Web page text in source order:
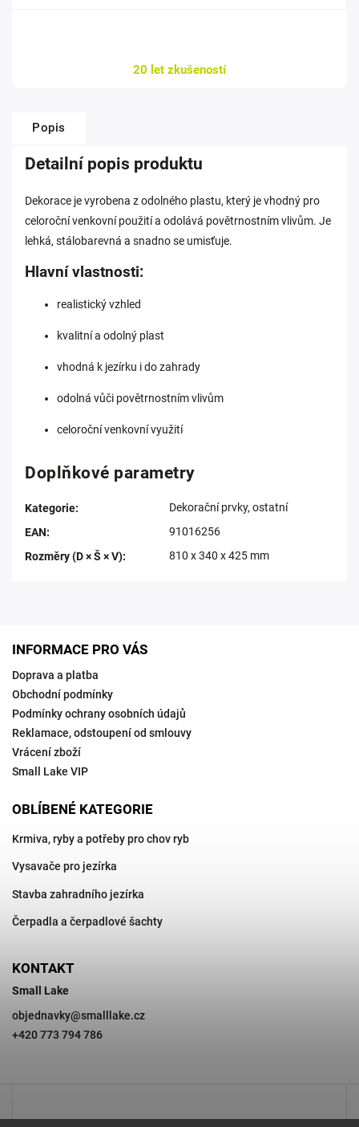
20 let zkušeností
Popis
Detailní popis produktu
Dekorace je vyrobena z odolného plastu, který je vhodný pro
celoroční venkovní použití a odolává povětrnostním vlivům. Je
lehká, stálobarevná a snadno se umisťuje.
Hlavní vlastnosti:
realistický vzhled
kvalitní a odolný plast
vhodná k jezírku i do zahrady
odolná vůči povětrnostním vlivům
celoroční venkovní využití
Doplňkové parametry
Kategorie:
Dekorační prvky, ostatní
EAN:
91016256
Rozměry (D × Š × V): 810 x 340 x 425 mm
INFORMACE PRO VÁS
Doprava a platba
Obchodní podmínky
Podmínky ochrany osobních údajů
Reklamace, odstoupení od smlouvy
Vrácení zboží
Small Lake VIP
OBLÍBENÉ KATEGORIE
Krmiva, ryby a potřeby pro chov ryb
Vysavače pro jezírka
Stavba zahradního jezírka
Čerpadla a čerpadlové šachty
KONTAKT
Small Lake
objednavky@smalllake.cz
+420 773 794 786